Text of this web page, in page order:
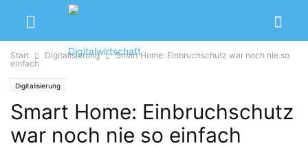
Start Digitalisierung
Smart Home: Einbruchschutz war noch nie so
einfach
Digitalisierung
Smart Home: Einbruchschutz
war noch nie so einfach